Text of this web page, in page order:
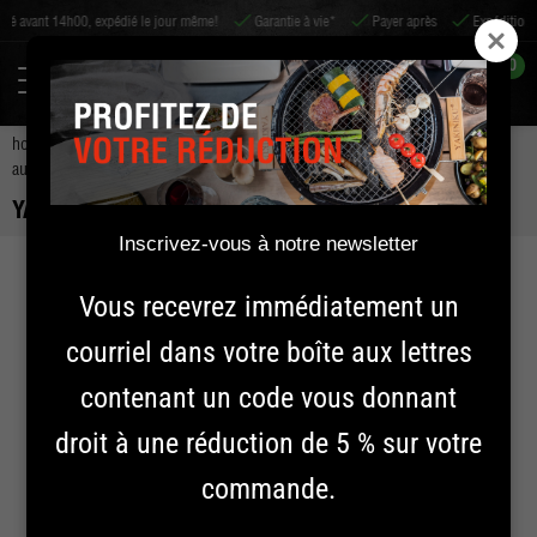
le jour même! Garantie à vie* Payer après Expédition dans le monde entier
0
home accessoires
accessoires pour barbecue
autres accessoires de bbq
yakiniku bento box
YAKINIKU BENTO BOX
Inscrivez-vous à notre newsletter
Vous recevrez immédiatement un
courriel dans votre boîte aux lettres
contenant un code vous donnant
droit à une réduction de 5 % sur votre
commande.